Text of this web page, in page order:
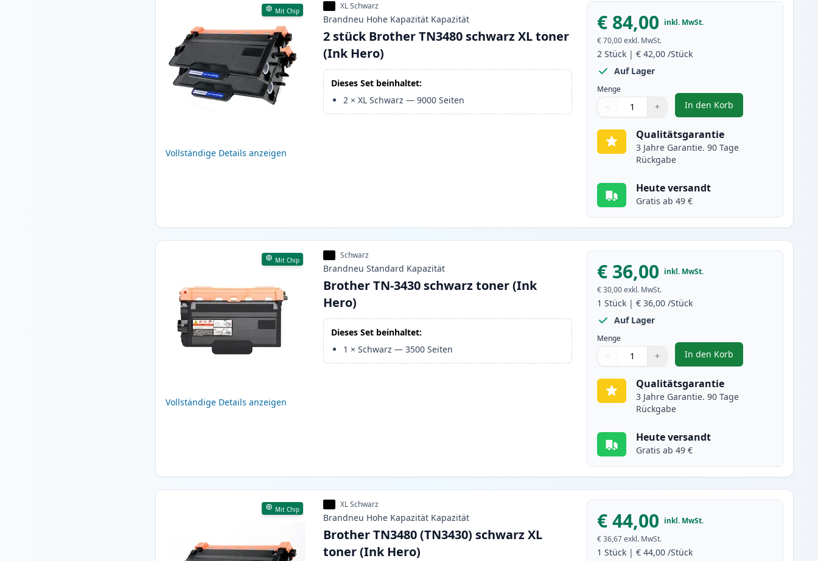
Mit Chip
Vollständige Details anzeigen
XL Schwarz
Brandneu Hohe Kapazität Kapazität
2 stück Brother TN3480 schwarz XL toner
(Ink Hero)
Dieses Set beinhaltet:
2 ×XL Schwarz —9000 Seiten
€ 84,00 inkl. MwSt.
€ 70,00 exkl. MwSt.
2 Stück |€ 42,00 /Stück
Auf Lager
Menge
Menge
Verwenden Sie die Tasten, um anzupassen
− +
Menge 1
In den Korb
, 2 stück Brother TN3480
Qualitätsgarantie
3 Jahre Garantie. 90 Tage
Rückgabe
Heute versandt
Gratis ab 49 €
Mit Chip
Vollständige Details anzeigen
Schwarz
Brandneu Standard Kapazität
Brother TN-3430 schwarz toner (Ink
Hero)
Dieses Set beinhaltet:
1 ×Schwarz —3500 Seiten
€ 36,00 inkl. MwSt.
€ 30,00 exkl. MwSt.
1 Stück |€ 36,00 /Stück
Auf Lager
Menge
Menge
Verwenden Sie die Tasten, um anzupassen
− +
Menge 1
In den Korb
, Brother TN-3430
Qualitätsgarantie
3 Jahre Garantie. 90 Tage
Rückgabe
Heute versandt
Gratis ab 49 €
Mit Chip XL Schwarz
Brandneu Hohe Kapazität Kapazität
Brother TN3480 (TN3430) schwarz XL
toner (Ink Hero)
€ 44,00 inkl. MwSt.
€ 36,67 exkl. MwSt.
1 Stück |€ 44,00 /Stück